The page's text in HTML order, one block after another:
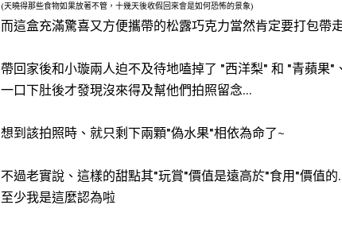
(天曉得那些食物如果放著不管，十幾天後收假回來會是如何恐怖的景象)
而這盒充滿驚喜又方便攜帶的松露巧克力當然肯定要打包帶
帶回家後和小璇兩人迫不及待地嗑掉了 "西洋梨" 和 "青蘋果"
一口下肚後才發現沒來得及幫他們拍照留念...
想到該拍照時、就只剩下兩顆"偽水果"相依為命了~
不過老實說、這樣的甜點其"玩賞"價值是遠高於"食用"價值
至少我是這麼認為啦